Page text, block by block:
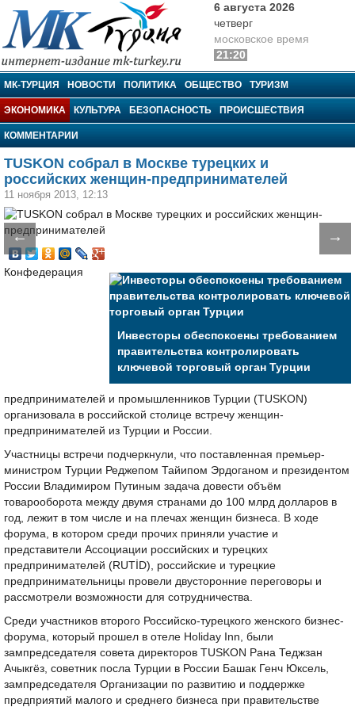
МК-Турция
6 августа 2026
четверг
московское время
21:20
МК-ТУРЦИЯ НОВОСТИ ПОЛИТИКА ОБЩЕСТВО ТУРИЗМ
ЭКОНОМИКА КУЛЬТУРА БЕЗОПАСНОСТЬ ПРОИСШЕСТВИЯ
КОММЕНТАРИИ
TUSKON собрал в Москве турецких и
российских женщин-предпринимателей
11 ноября 2013, 12:13
← →
Инвесторы обеспокоены требованием
правительства контролировать
ключевой торговый орган Турции
Конфедерация
предпринимателей и промышленников Турции (TUSKON)
организовала в российской столице встречу женщин-
предпринимателей из Турции и России.
Участницы встречи подчеркнули, что поставленная премьер-
министром Турции Реджепом Тайипом Эрдоганом и президентом
России Владимиром Путиным задача довести объём
товарооборота между двумя странами до 100 млрд долларов в
год, лежит в том числе и на плечах женщин бизнеса. В ходе
форума, в котором среди прочих приняли участие и
представители Ассоциации российских и турецких
предпринимателей (RUTİD), российские и турецкие
предпринимательницы провели двусторонние переговоры и
рассмотрели возможности для сотрудничества.
Среди участников второго Российско-турецкого женского бизнес-
форума, который прошел в отеле Holiday Inn, были
зампредседателя совета директоров TUSKON Рана Теджзан
Ачыкгёз, советник посла Турции в России Башак Генч Юксель,
зампредседателя Организации по развитию и поддержке
предприятий малого и среднего бизнеса при правительстве